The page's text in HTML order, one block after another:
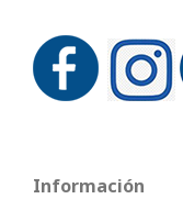
Información